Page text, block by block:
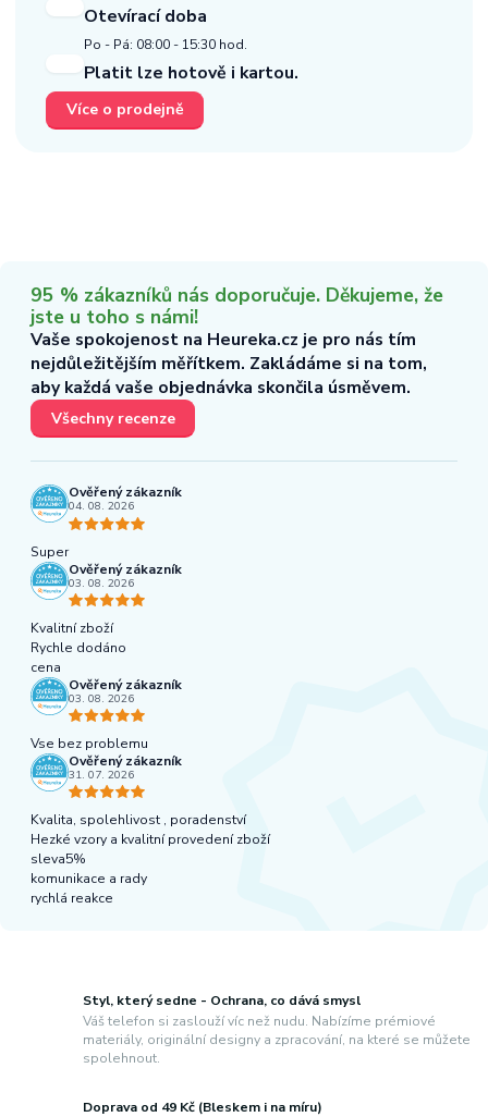
Otevírací doba
Po - Pá: 08:00 - 15:30 hod.
Platit lze hotově i kartou.
Více o prodejně
Styl, který sedne - Ochrana, co dává smysl
Váš telefon si zaslouží víc než nudu. Nabízíme prémiové
materiály, originální designy a zpracování, na které se můžete
spolehnout.
Doprava od 49 Kč (Bleskem i na míru)
95 % zákazníků nás doporučuje. Děkujeme, že
jste u toho s námi!
Vaše spokojenost na Heureka.cz je pro nás tím
nejdůležitějším měřítkem. Zakládáme si na tom,
aby každá vaše objednávka skončila úsměvem.
Všechny recenze
Ověřený zákazník
04. 08. 2026
Super
Ověřený zákazník
03. 08. 2026
Kvalitní zboží
Rychle dodáno
cena
Ověřený zákazník
03. 08. 2026
Vse bez problemu
Ověřený zákazník
31. 07. 2026
Kvalita, spolehlivost , poradenství
Hezké vzory a kvalitní provedení zboží
sleva5%
komunikace a rady
rychlá reakce